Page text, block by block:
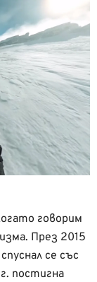
говорим
През 2015
се със
постигна